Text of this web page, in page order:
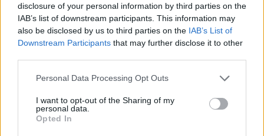
disclosure of your personal information by third parties on the
IAB’s list of downstream participants. This information may
also be disclosed by us to third parties on the IAB’s List of
Downstream Participants that may further disclose it to other
Please note that this website/app uses one or more Google
not limited to your visit or usage behaviour. You may click to
grant or deny consent to Google and its third-party tags to
use your data for below specified purposes in below Google
Personal Data Processing Opt Outs
I want to opt-out of the Sharing of my
personal data.
Opted In